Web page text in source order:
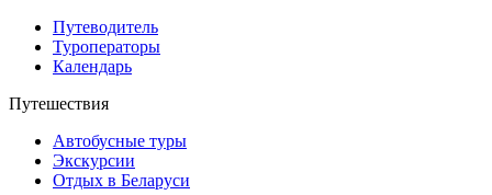
Путеводитель
Туроператоры
Календарь
Путешествия
Автобусные туры
Экскурсии
Отдых в Беларуси